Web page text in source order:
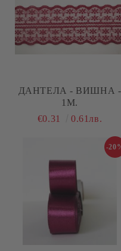
ДАНТЕЛА - ВИШНА -
1М.
€0.31
0.61лв.
-